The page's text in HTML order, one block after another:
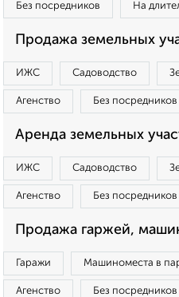
Без посредников На
Продажа земельных
ИЖС Садоводство
Агенство Без посредников
Аренда земельных
ИЖС Садоводство
Агенство Без посредников
Продажа гаржей,
Гаражи Машиноместа в
Агенство Без посредников